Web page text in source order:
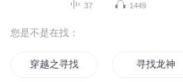
37 1449
您是不是在找：
穿越之寻找爱 寻找龙神